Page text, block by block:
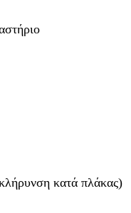
κατά πλάκας)